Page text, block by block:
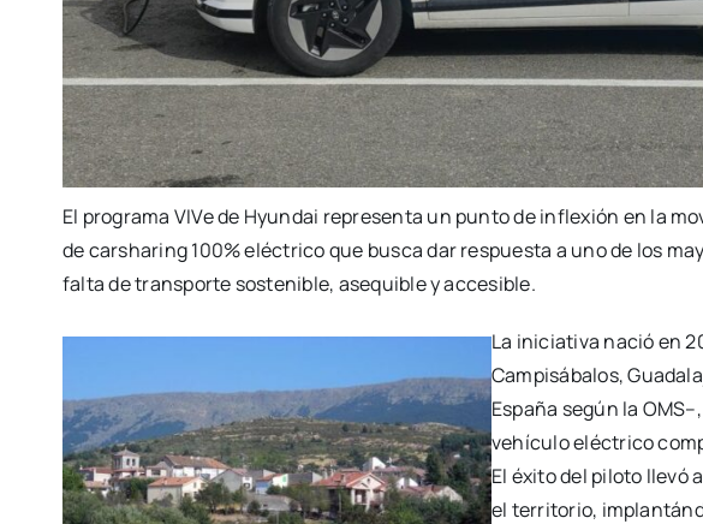
El programa VIVe de Hyundai representa un punto de inflexión en la
de carsharing 100% eléctrico que busca dar respuesta a uno de los
falta de transporte sostenible, asequible y accesible.
La iniciativa nació en
Campisábalos,
España según la
vehículo eléctrico
El éxito del piloto llevó
el territorio,